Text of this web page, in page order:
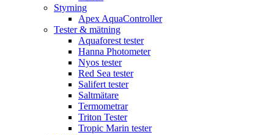
Styrning
Apex AquaController
Tester & mätning
Aquaforest tester
Hanna Photometer
Nyos tester
Red Sea tester
Salifert tester
Saltmätare
Termometrar
Triton Tester
Tropic Marin tester